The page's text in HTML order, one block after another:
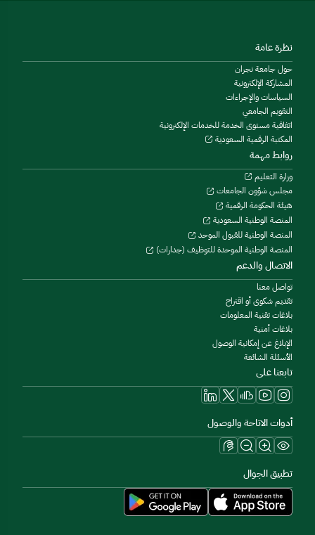
نظرة عامة
حول جامعة نجران
المشاركة الإلكترونية
السياسات والإجراءات
التقويم الجامعي
اتفاقية مستوى الخدمة للخدمات الإلكترونية
المكتبة الرقمية السعودية
روابط مهمة
وزارة التعليم
مجلس شؤون الجامعات
هيئة الحكومة الرقمية
المنصة الوطنية السعودية
المنصة الوطنية للقبول الموحد
المنصة الوطنية الموحدة للتوظيف (جدارات)
الاتصال والدعم
تواصل معنا
تقديم شكوى أو اقتراح
بلاغات تقنية المعلومات
بلاغات أمنية
الإبلاغ عن إمكانية الوصول
الأسئلة الشائعة
تابعنا على
أدوات الاتاحة والوصول
تطبيق الجوال